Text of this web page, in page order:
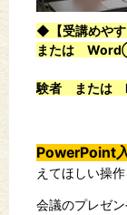
◆【受講めや
または
験者 または
PowerPoint
えてほしい操作
会議のプレゼ